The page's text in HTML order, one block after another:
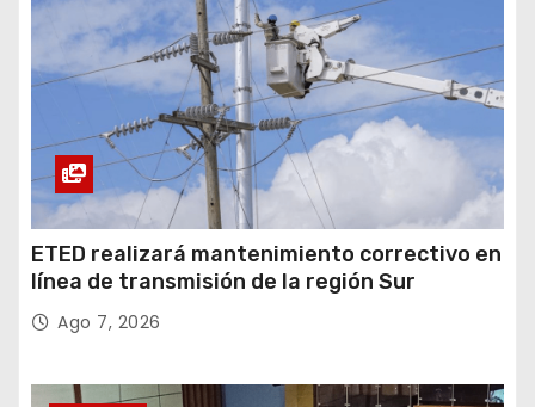
ETED realizará mantenimiento correctivo en
línea de transmisión de la región Sur
Ago 7, 2026